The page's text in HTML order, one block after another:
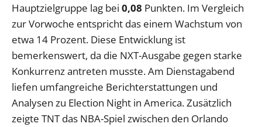
Hauptzielgruppe lag bei 0,08 Punkten. Im Vergleich
zur Vorwoche entspricht das einem Wachstum von
etwa 14 Prozent. Diese Entwicklung ist
bemerkenswert, da die NXT-Ausgabe gegen starke
Konkurrenz antreten musste. Am Dienstagabend
liefen umfangreiche Berichterstattungen und
Analysen zu Election Night in America. Zusätzlich
zeigte TNT das NBA-Spiel zwischen den Orlando